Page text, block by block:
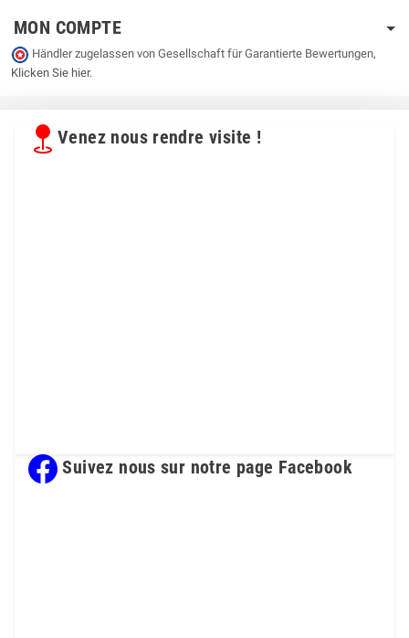
MON COMPTE
Händler zugelassen von Gesellschaft für Garantierte Bewertungen,
Klicken Sie hier.
Venez nous rendre visite !
Suivez nous sur notre page Facebook